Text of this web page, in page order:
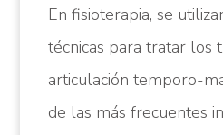
En fisioterapia, se
técnicas para tratar los
articulación temporo-
de las más frecuentes